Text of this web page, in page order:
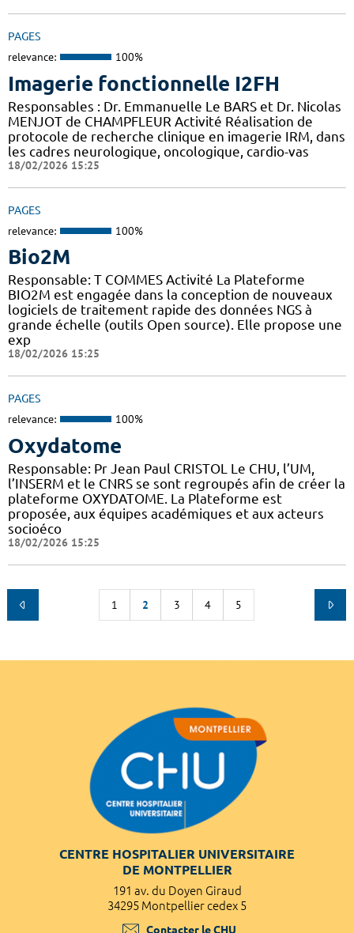
PAGES
relevance: 100%
Imagerie fonctionnelle I2FH
Responsables : Dr. Emmanuelle Le BARS et Dr. Nicolas
MENJOT de CHAMPFLEUR Activité Réalisation de
protocole de recherche clinique en imagerie IRM, dans
les cadres neurologique, oncologique, cardio-vas
18/02/2026 15:25
PAGES
relevance: 100%
Bio2M
Responsable: T COMMES Activité La Plateforme
BIO2M est engagée dans la conception de nouveaux
logiciels de traitement rapide des données NGS à
grande échelle (outils Open source). Elle propose une
exp
18/02/2026 15:25
PAGES
relevance: 100%
Oxydatome
Responsable: Pr Jean Paul CRISTOL Le CHU, l’UM,
l’INSERM et le CNRS se sont regroupés afin de créer la
plateforme OXYDATOME. La Plateforme est
proposée, aux équipes académiques et aux acteurs
socioéco
18/02/2026 15:25
1 2 3 4 5
CENTRE HOSPITALIER UNIVERSITAIRE
DE MONTPELLIER
191 av. du Doyen Giraud
34295 Montpellier cedex 5
Contacter le CHU